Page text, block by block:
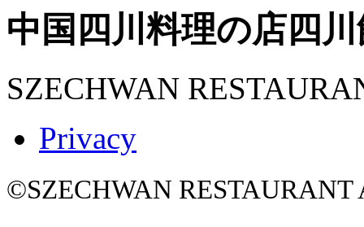
中国四川料理の店 四
SZECHWAN
Privacy
©SZECHWAN RESTAURANT